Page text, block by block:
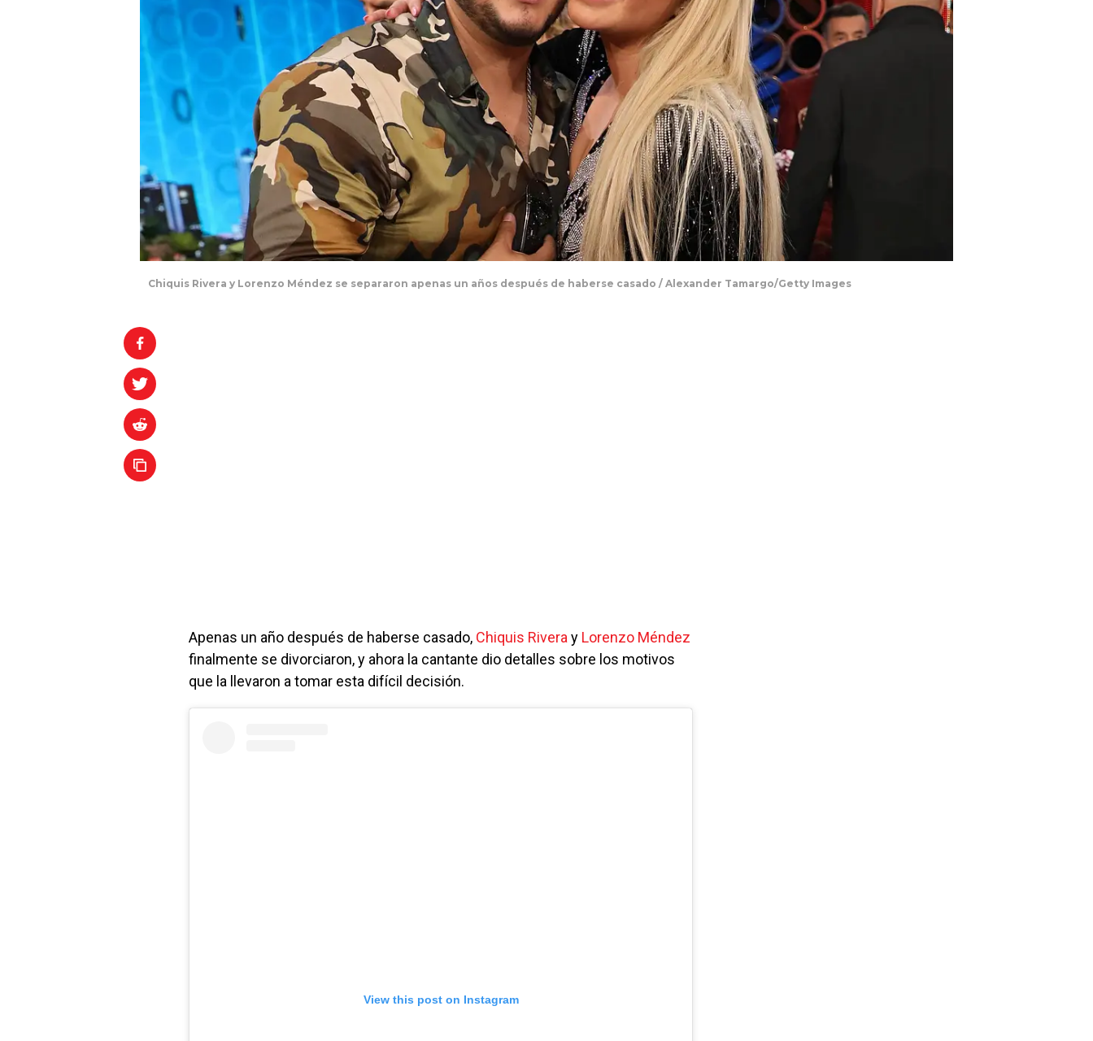
Chiquis Rivera y Lorenzo Méndez se separaron apenas un años después de haberse casado / Alexander Tamargo/Getty Images
Apenas un año después de haberse casado, Chiquis Riveray Lorenzo Méndez
finalmente se divorciaron, y ahora la cantante dio detalles sobre los motivos
que la llevaron a tomar esta difícil decisión.
View this post on Instagram